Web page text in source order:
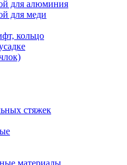
для алюминия
для меди
кольцо
стяжек
материалы